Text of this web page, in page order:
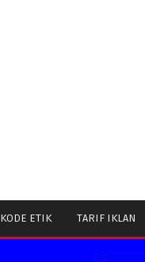
KODE ETIK TARIF IKLAN